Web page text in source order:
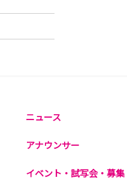
ニュース
アナウンサー
イベント・試写会・募集